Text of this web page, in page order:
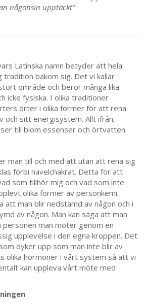
någonsin upptäckt”
Latinska namn betyder att hela
tradition bakom sig. Det vi kallar
område och berör många lika
icke fysiska. I olika traditioner
örter i olika former för att rena
och sitt energisystem. Allt ifrån,
till blom essenser och örtvatten.
man till och med att utan att rena sig
förbi navelchakrat. Detta för att
som tillhör mig och vad som inte
olika former av personkemi.
att man blir nedstämd av någon och i
av någon. Man kan säga att man
man möter genom en
upplevelse i den egna kroppen. Det
dyker upp som man inte blir av
olika hormoner i vårt system så att vi
kan uppleva vårt möte med